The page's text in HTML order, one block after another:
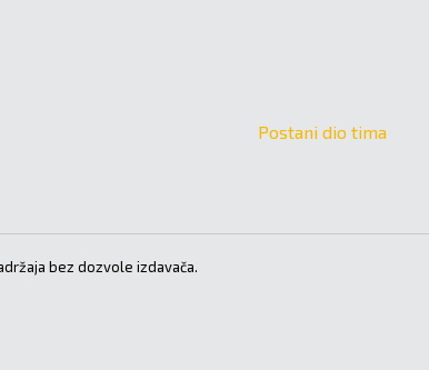
Postani dio tima
bez dozvole izdavača.